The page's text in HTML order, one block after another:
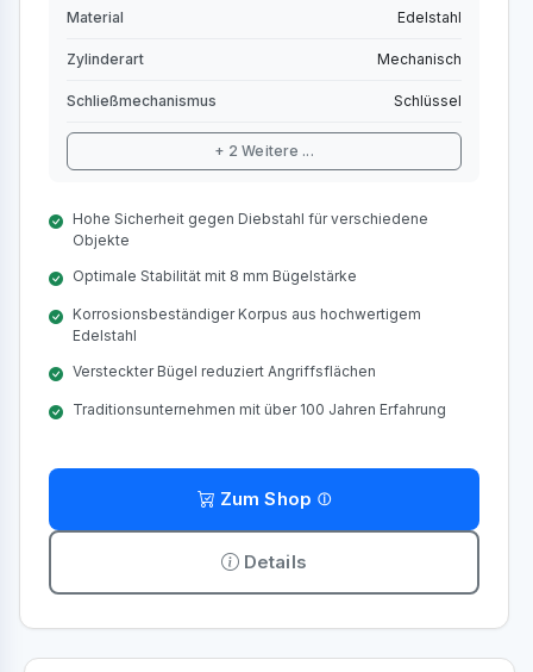
Material Edelstahl
Zylinderart Mechanisch
Schließmechanismus Schlüssel
+ 2 Weitere ...
Hohe Sicherheit gegen Diebstahl für verschiedene
Objekte
Optimale Stabilität mit 8 mm Bügelstärke
Korrosionsbeständiger Korpus aus hochwertigem
Edelstahl
Versteckter Bügel reduziert Angriffsflächen
Traditionsunternehmen mit über 100 Jahren Erfahrung
Zum Shop
Details